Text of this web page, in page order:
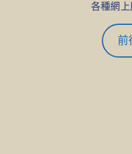
各種網上
前